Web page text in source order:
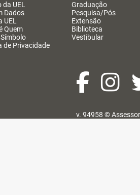
da UEL
Dados
UEL
Quem
de Privacidade
Graduação
Pesquisa/Pós
Extensão
Biblioteca
Vestibular
v. 94958 ©